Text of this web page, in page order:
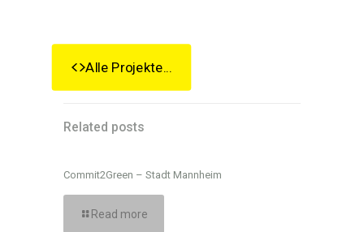
Alle Projekte...
Related posts
Commit2Green – Stadt Mannheim
Read more